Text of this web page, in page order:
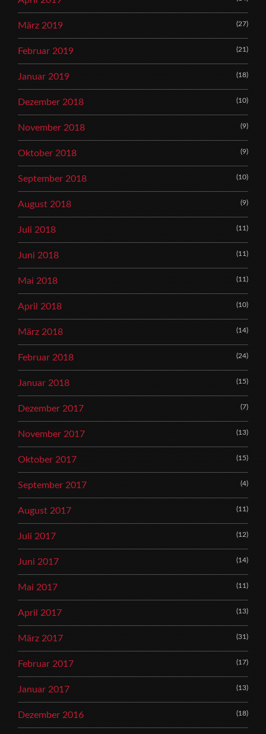
März 2019 (27)
Februar 2019 (21)
Januar 2019 (18)
Dezember 2018 (10)
November 2018 (9)
Oktober 2018 (9)
September 2018 (10)
August 2018 (9)
Juli 2018 (11)
Juni 2018 (11)
Mai 2018 (11)
April 2018 (10)
März 2018 (14)
Februar 2018 (24)
Januar 2018 (15)
Dezember 2017 (7)
November 2017 (13)
Oktober 2017 (15)
September 2017 (4)
August 2017 (11)
Juli 2017 (12)
Juni 2017 (14)
Mai 2017 (11)
April 2017 (13)
März 2017 (31)
Februar 2017 (17)
Januar 2017 (13)
Dezember 2016 (18)